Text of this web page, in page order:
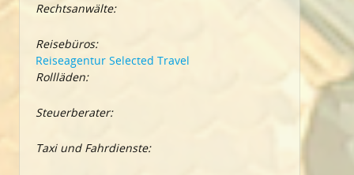
Rechtsanwälte:
Reisebüros:
Reiseagentur Selected Travel
Rollläden:
Steuerberater:
Taxi und Fahrdienste: